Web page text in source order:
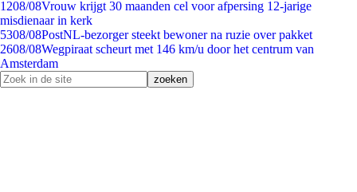
1208/08Vrouw krijgt 30 maanden cel voor afpersing 12-jarige
misdienaar in kerk
5308/08PostNL-bezorger steekt bewoner na ruzie over pakket
2608/08Wegpiraat scheurt met 146 km/u door het centrum van
Amsterdam